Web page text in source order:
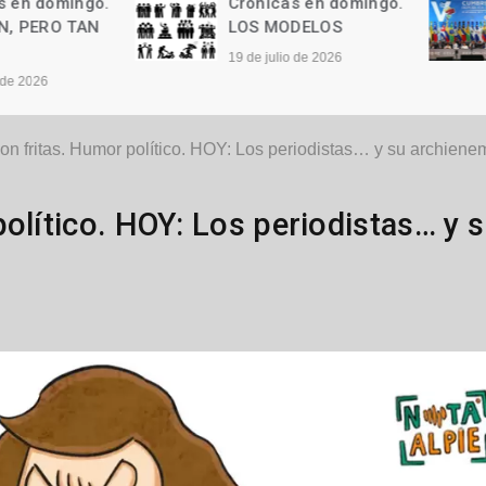
LOS MODELOS
19 de julio de 2026
Las palabras
12 de julio de 2026
fritas. Humor político. HOY: Los periodistas… y su
HOY: Los periodistas… y